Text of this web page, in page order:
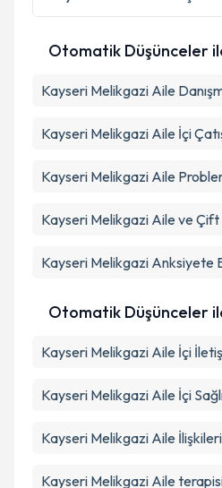
kapsamda işlenmesini
Takvim
Otomatik Düşünceler
Kayseri Melikgazi Aile
Kayseri Melikgazi Aile İçi
Kayseri Melikgazi Aile
Kayseri Melikgazi Aile ve Çift
Kayseri Melikgazi Anksiyete
Otomatik Düşünceler
Kayseri Melikgazi Aile İçi
Kayseri Melikgazi Aile İçi
Kayseri Melikgazi Aile İlişkileri
Kayseri Melikgazi Aile